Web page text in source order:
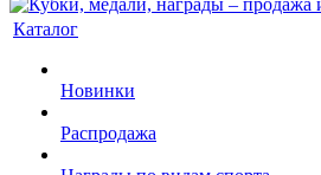
Каталог
Новинки
Распродажа